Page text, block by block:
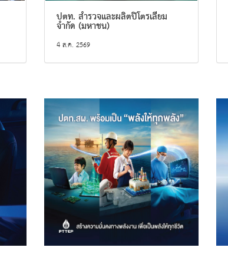
ปตท. สำรวจและผลิตปิโตรเลียม
จำกัด (มหาชน)
4 ส.ค. 2569